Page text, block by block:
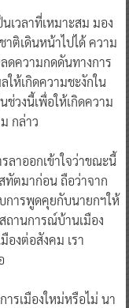
เวลาที่เหมาะสม มอง
าติเดินหน้าไปได้ ความ
ดความกดดันทางการ
ให้เกิดความชะงักใน
ช่วงนี้เพื่อให้เกิดความ
กล่าว
าออกเข้าใจว่าขณะนี้
ทัตมาก่อน ถือว่าจาก
การพูดคุยกับนายกฯให้
ถานการณ์บ้านเมือง
องต่อสังคม เรา
รเมืองใหม่หรือไม่ นา